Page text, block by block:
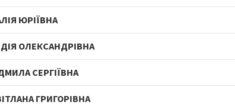
ЮРІЇВНА
ОЛЕКСАНДРІВНА
СЕРГІЇВНА
ГРИГОРІВНА